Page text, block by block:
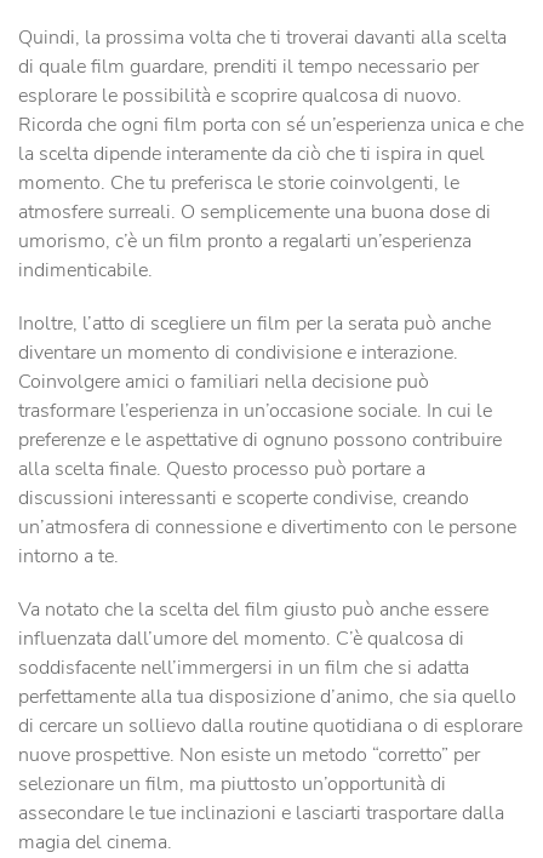
Quindi, la prossima volta che ti troverai davanti alla scelta
di quale film guardare, prenditi il tempo necessario per
esplorare le possibilità e scoprire qualcosa di nuovo.
Ricorda che ogni film porta con sé un’esperienza unica e che
la scelta dipende interamente da ciò che ti ispira in quel
momento. Che tu preferisca le storie coinvolgenti, le
atmosfere surreali. O semplicemente una buona dose di
umorismo, c’è un film pronto a regalarti un’esperienza
indimenticabile.
Inoltre, l’atto di scegliere un film per la serata può anche
diventare un momento di condivisione e interazione.
Coinvolgere amici o familiari nella decisione può
trasformare l’esperienza in un’occasione sociale. In cui le
preferenze e le aspettative di ognuno possono contribuire
alla scelta finale. Questo processo può portare a
discussioni interessanti e scoperte condivise, creando
un’atmosfera di connessione e divertimento con le persone
intorno a te.
Va notato che la scelta del film giusto può anche essere
influenzata dall’umore del momento. C’è qualcosa di
soddisfacente nell’immergersi in un film che si adatta
perfettamente alla tua disposizione d’animo, che sia quello
di cercare un sollievo dalla routine quotidiana o di esplorare
nuove prospettive. Non esiste un metodo “corretto” per
selezionare un film, ma piuttosto un’opportunità di
assecondare le tue inclinazioni e lasciarti trasportare dalla
magia del cinema.